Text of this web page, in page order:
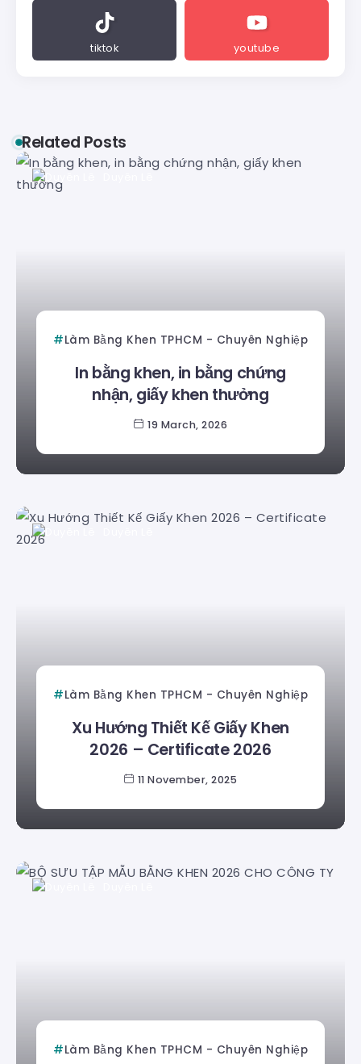
tiktok youtube
Related Posts
Làm Bằng Khen TPHCM - Chuyên Nghiệp
In bằng khen, in bằng chứng
nhận, giấy khen thưởng
19 March, 2026
Làm Bằng Khen TPHCM - Chuyên Nghiệp
Xu Hướng Thiết Kế Giấy Khen
2026 – Certificate 2026
11 November, 2025
Làm Bằng Khen TPHCM - Chuyên Nghiệp